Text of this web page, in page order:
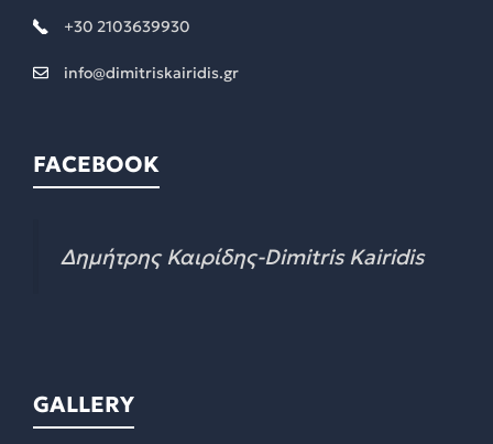
+30 2103639930
info@dimitriskairidis.gr
FACEBOOK
Δημήτρης Καιρίδης-Dimitris Kairidis
GALLERY